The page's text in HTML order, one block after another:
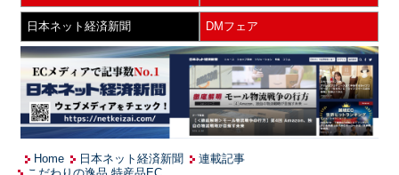
日本ネット経済新聞 DMフェア
Home 日本ネット経済新聞
連載記事